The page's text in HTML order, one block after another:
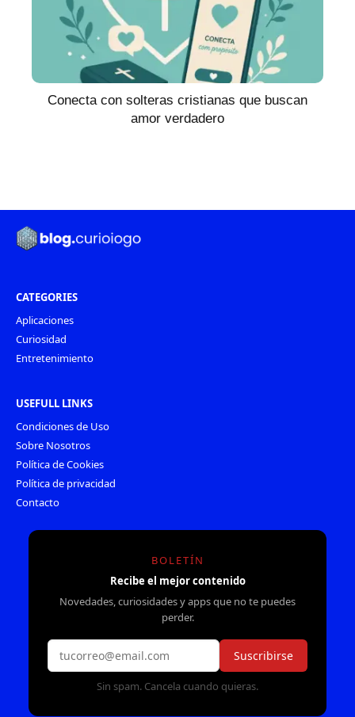
Conecta con solteras cristianas que buscan
amor verdadero
CATEGORIES
Aplicaciones
Curiosidad
Entretenimiento
USEFULL LINKS
Condiciones de Uso
Sobre Nosotros
Política de Cookies
Política de privacidad
Contacto
BOLETÍN
Recibe el mejor contenido
Novedades, curiosidades y apps que no te puedes
perder.
Suscribirse
Sin spam. Cancela cuando quieras.